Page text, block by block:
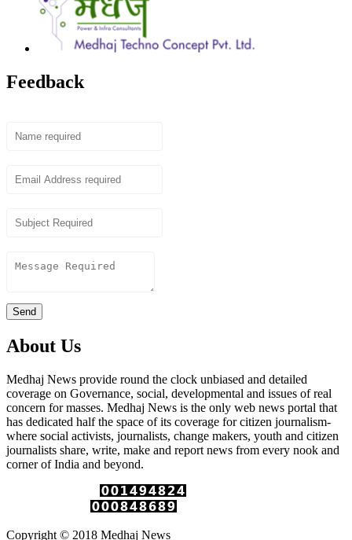
Feedback
Send
About Us
Medhaj News provide round the clock unbiased and detailed
coverage on Governance, social, developmental and issues of real
concern for masses. Medhaj News is the only web news portal that
has dedicated half the space of its coverage for citizen journalism-
where social activists, journalists, change makers, youth and citizen
journalists share, write, make and report news from every nook and
corner of India and beyond.
Copyright © 2018 Medhaj News